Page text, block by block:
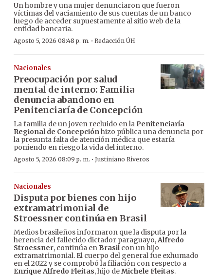
Un hombre y una mujer denunciaron que fueron
víctimas del vaciamiento de sus cuentas de un banco
luego de acceder supuestamente al sitio web de la
entidad bancaria.
Agosto 5, 2026 08:48 p. m. · Redacción ÚH
Nacionales
Preocupación por salud
mental de interno: Familia
denuncia abandono en
Penitenciaría de Concepción
La familia de un joven recluido en la Penitenciaría
Regional de Concepciónhizo pública una denuncia por
la presunta falta de atención médica que estaría
poniendo en riesgo la vida del interno.
Agosto 5, 2026 08:09 p. m. · Justiniano Riveros
Nacionales
Disputa por bienes con hijo
extramatrimonial de
Stroessner continúa en Brasil
Medios brasileños informaron que la disputa por la
herencia del fallecido dictador paraguayo,Alfredo
Stroessner, continúa en Brasilcon un hijo
extramatrimonial. El cuerpo del general fue exhumado
en el 2022 y se comprobó la filiación con respecto a
Enrique Alfredo Fleitas, hijo deMichele Fleitas.